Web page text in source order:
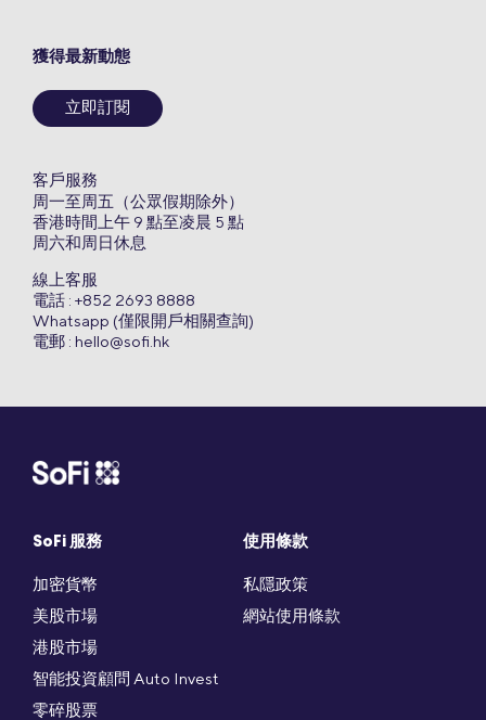
SoFi 服務
加密貨幣
美股市場
港股市場
智能投資顧問 Auto Invest
零碎股票
使用條款
私隱政策
網站使用條款
獲得最新動態
立即訂閱
客戶服務
周一至周五（公眾假期除外）
香港時間上午 9 點至凌晨 5 點
周六和周日休息
線上客服
電話 : +852 2693 8888
Whatsapp (僅限開戶相關查詢)
電郵 : hello@sofi.hk